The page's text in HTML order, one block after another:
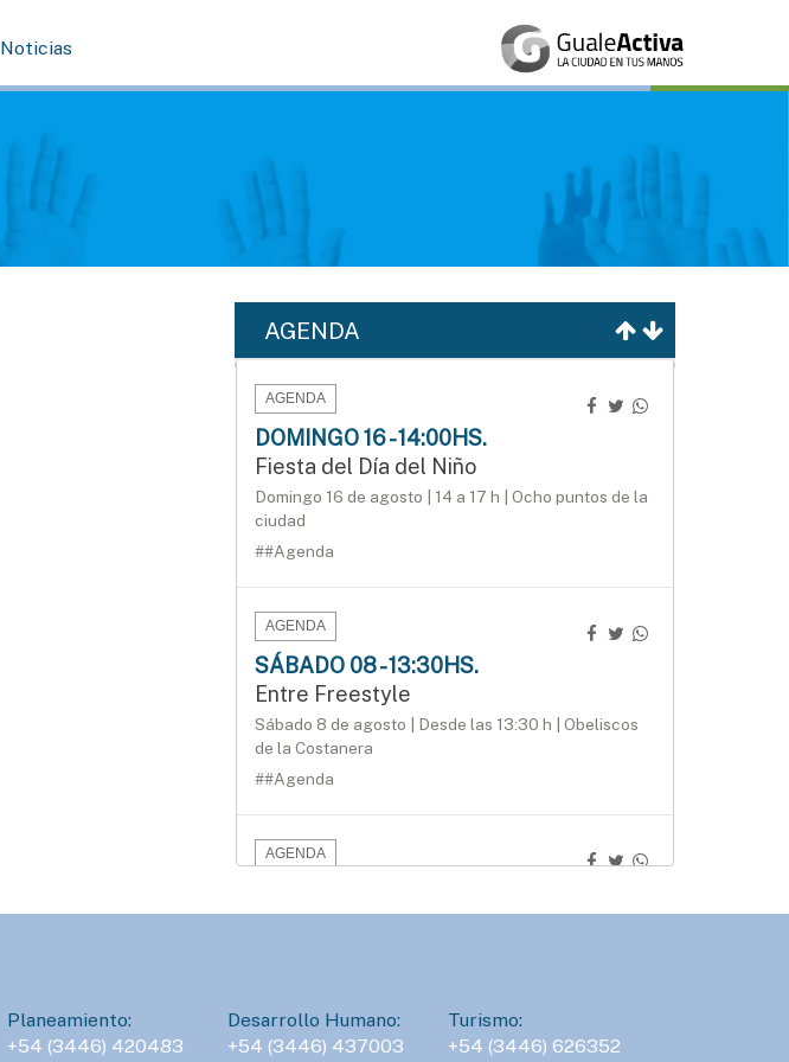
Noticias
AGENDA
AGENDA
DOMINGO 16 - 14:00HS.
Fiesta del Día del Niño
Domingo 16 de agosto | 14 a 17 h | Ocho puntos de la
ciudad
##Agenda
AGENDA
SÁBADO 08 - 13:30HS.
Entre Freestyle
Sábado 8 de agosto | Desde las 13:30 h | Obeliscos
de la Costanera
##Agenda
AGENDA
3.ª edición del Duatlón del Instituto
##Agenda
Planeamiento:
+54 (3446) 420483
Desarrollo Humano:
+54 (3446) 437003
Turismo:
+54 (3446) 626352